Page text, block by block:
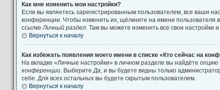
Как мне изменить мои настройки?
Если вы являетесь зарегистрированным пользователем, все ваши
конференции. Чтобы изменить их, щёлкните на имени пользователя
ссылке Личный раздел . Там вы можете изменить все свои настройки
Вернуться к началу
Как избежать появления моего имени в списке «Кто сейчас на
На вкладке «Личные настройки» в личном разделе вы найдёте опцию
конференции . Выберите Да , и вы будете видны только
себе. Для всех остальных вы будете скрытым пользователем.
Вернуться к началу